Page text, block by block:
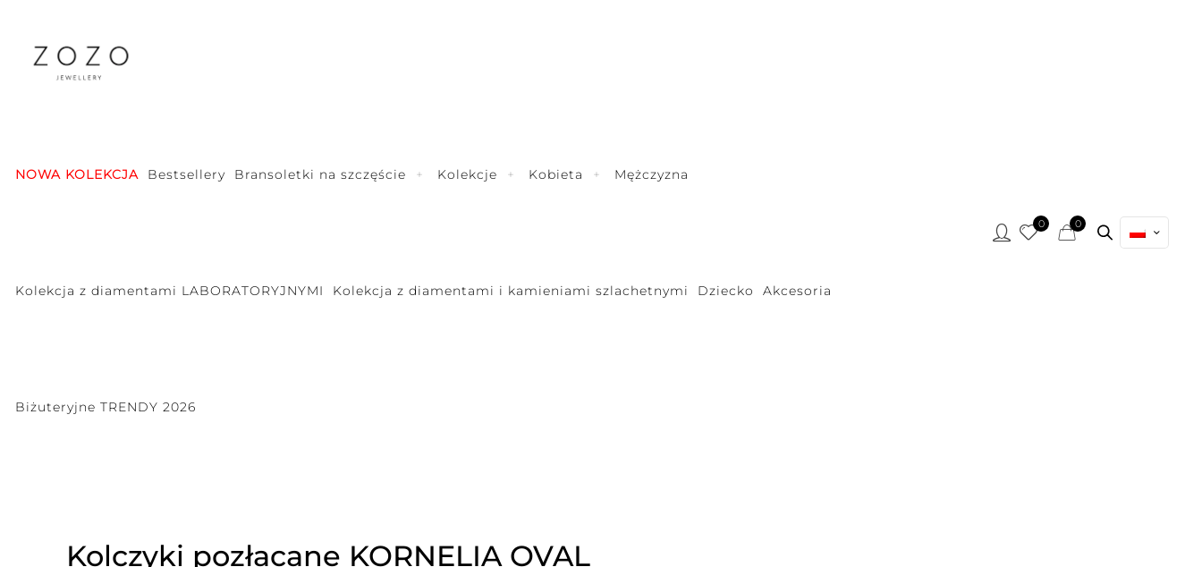
NOWA KOLEKCJA Bestsellery Bransoletki na szczęście Kolekcje Kobieta Mężczyzna
Kolekcja z diamentami LABORATORYJNYMI Kolekcja z diamentami i kamieniami szlachetnymi Dziecko Akcesoria
Biżuteryjne TRENDY 2026
0 0
Kolczyki pozłacane KORNELIA OVAL